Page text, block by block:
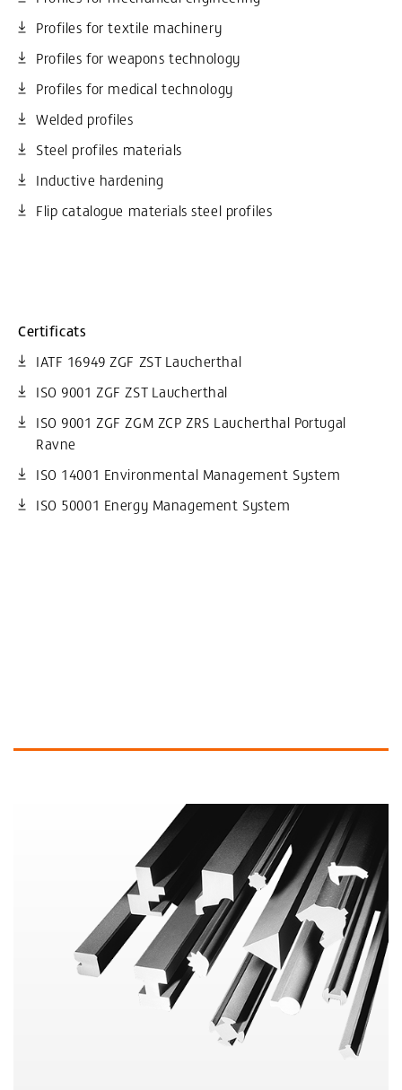
Profiles for textile machinery
Profiles for weapons technology
Profiles for medical technology
Welded profiles
Steel profiles materials
Inductive hardening
Flip catalogue materials steel profiles
Certificats
IATF 16949 ZGF ZST Laucherthal
ISO 9001 ZGF ZST Laucherthal
ISO 9001 ZGF ZGM ZCP ZRS Laucherthal Portugal
Ravne
ISO 14001 Environmental Management System
ISO 50001 Energy Management System